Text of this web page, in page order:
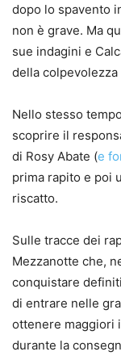
dopo lo spavento
non è grave. Ma
sue indagini e
della
Nello stesso
scoprire il
di Rosy Abate (e
prima rapito e poi
riscatto.
Sulle tracce dei
Mezzanotte che,
conquistare
di entrare nelle
ottenere maggiori
durante la